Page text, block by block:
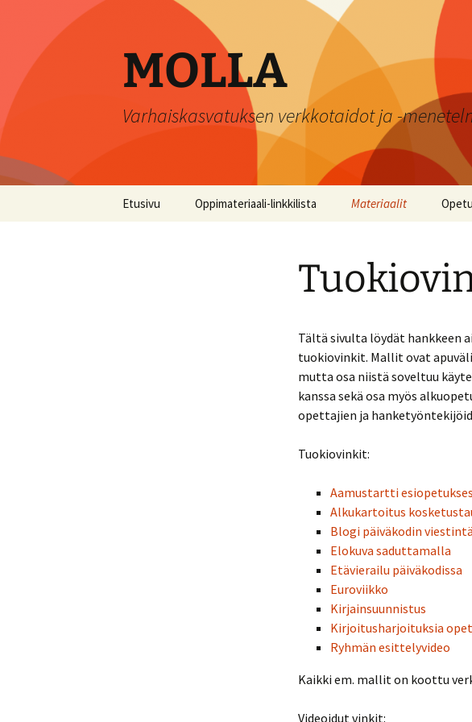
MOLLA
Varhaiskasvatuksen verkkotaidot ja -
Etusivu Oppimateriaali-linkkilista Materiaalit
Kosketustaulutehtäviä
Joulukalenteri 2020
Joulukalenteri 2019
PC
Tila-
Tältä sivulta löydät hankkeen
tuokiovinkit. Mallit ovat
mutta osa niistä soveltuu
kanssa sekä osa myös
opettajien ja
Tuokiovinkit:
Aamustartti
Alkukartoitus
Blogi päiväkodin
Elokuva saduttamalla
Etävierailu päiväkodissa
Euroviikko
Kirjainsuunnistus
Kirjoitusharjoituksia
Ryhmän esittelyvideo
Kaikki em. mallit on koottu
Videoidut vinkit: